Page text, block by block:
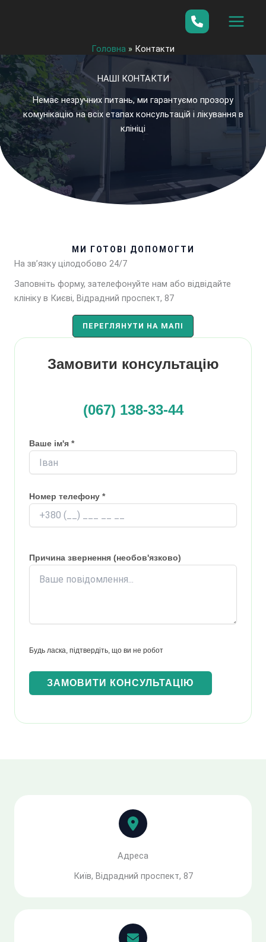
Головна » Контакти
НАШІ КОНТАКТИ
Немає незручних питань, ми гарантуємо прозору
комунікацію на всіх етапах консультацій і лікування в
клініці
МИ ГОТОВІ ДОПОМОГТИ
На зв’язку цілодобово 24/7
Заповніть форму, зателефонуйте нам або відвідайте
клініку в Києві, Відрадний проспект, 87
ПЕРЕГЛЯНУТИ НА МАПІ
Замовити консультацію
(067) 138-33-44
Ваше ім'я *
Номер телефону *
Причина звернення (необов'язково)
Будь ласка, підтвердіть, що ви не робот
Адреса
Київ, Відрадний проспект, 87